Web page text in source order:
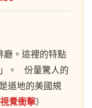
廳。這裡的特點
。 份量驚人的
道地的美國規
覺衝擊）